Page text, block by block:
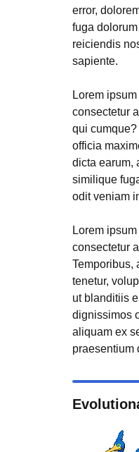
error,
fuga
reiciendis
sapiente.
Lorem
consectetur
qui
officia
dicta earum,
similique
odit veniam
Lorem
consectetur
Temporibus,
tenetur,
ut blanditiis
dignissimos
aliquam ex
praesentium